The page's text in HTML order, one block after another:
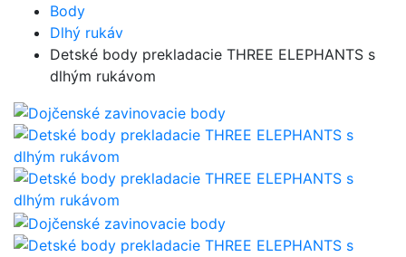
Body
Dlhý rukáv
Detské body prekladacie THREE ELEPHANTS s
dlhým rukávom